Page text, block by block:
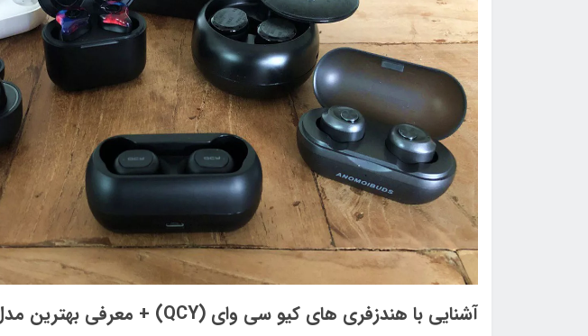
آشنایی با هندزفری‌ های کیو سی وای (QCY) + معرفی بهترین مدل‌ها